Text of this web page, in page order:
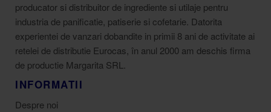
producator si distribuitor de ingrediente si utilaje pentru
industria de panificatie, patiserie si cofetarie. Datorita
experientei de vanzari dobandite in primii 8 ani de activitate ai
retelei de distributie Eurocas, în anul 2000 am deschis firma
de productie Margarita SRL.
INFORMATII
Despre noi